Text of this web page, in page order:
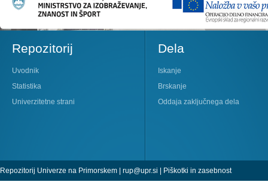
Repozitorij
Uvodnik
Statistika
Univerzitetne strani
Dela
Iskanje
Brskanje
Oddaja zaključnega dela
Repozitorij Univerze na Primorskem | rup@upr.si Piškotki in zasebnost